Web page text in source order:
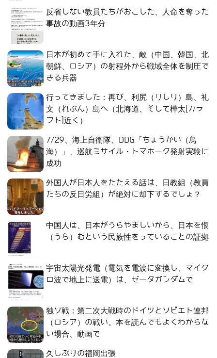
反省しない教員たちがおこした、人命を奪った
事故の動画3年分
日本が初めて手に入れた、敵（中国、韓国、北
朝鮮、ロシア）の射程外から戦域全体を制圧で
きる兵器
行ってきました：再び、利尻（りしり）島、礼
文（れぶん）島へ（北海道、そして樺太[カラ
フト]近く）
7/29、海上自衛隊、DDG「ちょうかい（鳥
海）」、巡航ミサイル・トマホーク発射実験に
成功
外国人が日本人をたたえる話は、日教組（教員
たちの反日労組）が絶対に却下するでしょ？
中国人は、日本がうらやましいから、日本を恨
（うら）むという民族性をっていることの証拠
宇宙太陽光発電（電気を電波に変換し、マイク
ロ波で地上に送電）は、ゼータガンダムで
独ソ戦：第二次大戦時のドイツとソビエト連邦
（ロシア）の戦い。本を読んでもよくわからな
い場合、動画で
久しぶりの福岡出張